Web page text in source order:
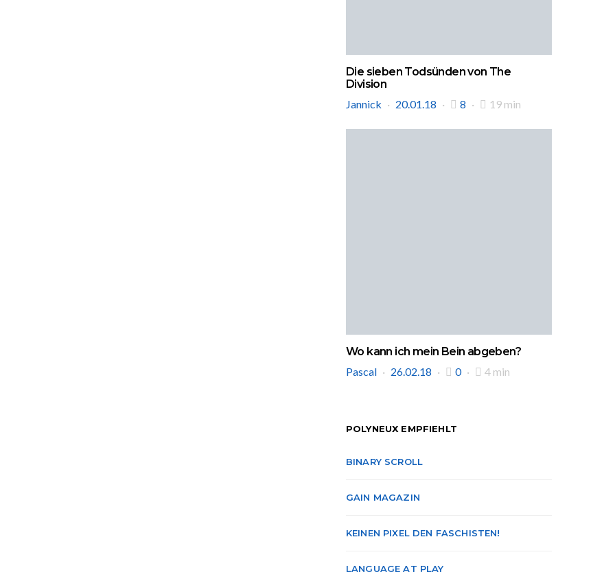
Die sieben Todsünden von The
Division
Jannick
20.01.18 8 19 min
Wo kann ich mein Bein abgeben?
Pascal
26.02.18 0 4 min
POLYNEUX EMPFIEHLT
BINARY SCROLL
GAIN MAGAZIN
KEINEN PIXEL DEN FASCHISTEN!
LANGUAGE AT PLAY